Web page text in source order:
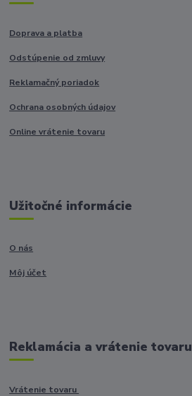
Doprava a platba
Odstúpenie od zmluvy
Reklamačný poriadok
Ochrana osobných údajov
Online vrátenie tovaru
Užitočné informácie
O nás
Môj účet
Reklamácia a vrátenie tovaru
Vrátenie tovaru